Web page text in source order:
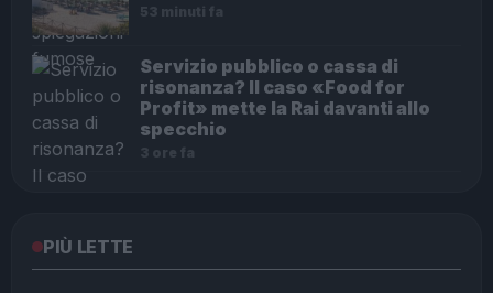
53 minuti fa
Servizio pubblico o cassa di
risonanza? Il caso «Food for
Profit» mette la Rai davanti allo
specchio
3 ore fa
PIÙ LETTE